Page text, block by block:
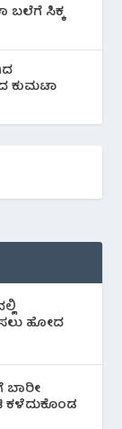
ಬಲೆಗೆ ಸಿಕ್ಕ
ಕುಮಟಾ
ಹೋದ
ಬಾರೀ